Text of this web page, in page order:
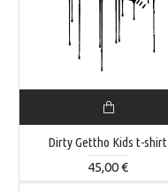
Dirty Gettho Kids t-shirt
45,00 €